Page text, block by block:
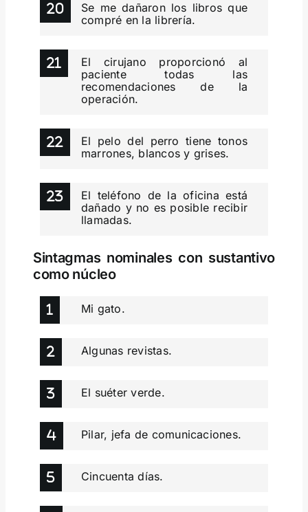
Se me dañaron los libros que
compré en la librería.
El cirujano proporcionó al
paciente todas las
recomendaciones de la
operación.
El pelo del perro tiene tonos
marrones, blancos y grises.
El teléfono de la oficina está
dañado y no es posible recibir
llamadas.
Sintagmas nominales con sustantivo
como núcleo
Mi gato.
Algunas revistas.
El suéter verde.
Pilar, jefa de comunicaciones.
Cincuenta días.